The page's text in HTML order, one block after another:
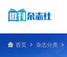
首页 杂志分类